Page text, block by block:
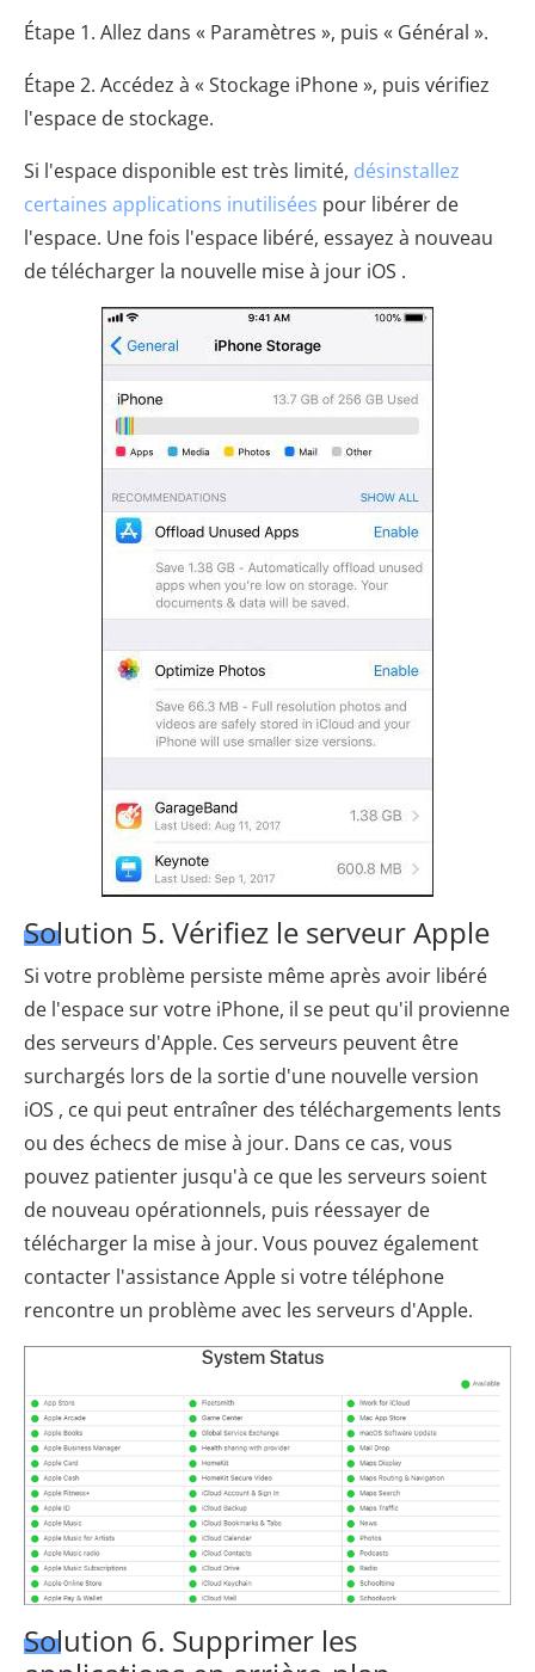
Étape 1. Allez dans « Paramètres », puis « Général ».
Étape 2. Accédez à « Stockage iPhone », puis vérifiez
l'espace de stockage.
Si l'espace disponible est très limité, désinstallez
certaines applications inutilisées pour libérer de
l'espace. Une fois l'espace libéré, essayez à nouveau
de télécharger la nouvelle mise à jour iOS .
Solution 5. Vérifiez le serveur Apple
Si votre problème persiste même après avoir libéré
de l'espace sur votre iPhone, il se peut qu'il provienne
des serveurs d'Apple. Ces serveurs peuvent être
surchargés lors de la sortie d'une nouvelle version
iOS , ce qui peut entraîner des téléchargements lents
ou des échecs de mise à jour. Dans ce cas, vous
pouvez patienter jusqu'à ce que les serveurs soient
de nouveau opérationnels, puis réessayer de
télécharger la mise à jour. Vous pouvez également
contacter l'assistance Apple si votre téléphone
rencontre un problème avec les serveurs d'Apple.
Solution 6. Supprimer les